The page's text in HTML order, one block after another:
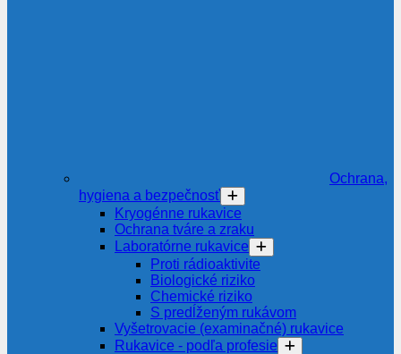
Ochrana,
hygiena a bezpečnosť
Kryogénne rukavice
Ochrana tváre a zraku
Laboratórne rukavice
Proti rádioaktivite
Biologické riziko
Chemické riziko
S predĺženým rukávom
Vyšetrovacie (examinačné) rukavice
Rukavice - podľa profesie